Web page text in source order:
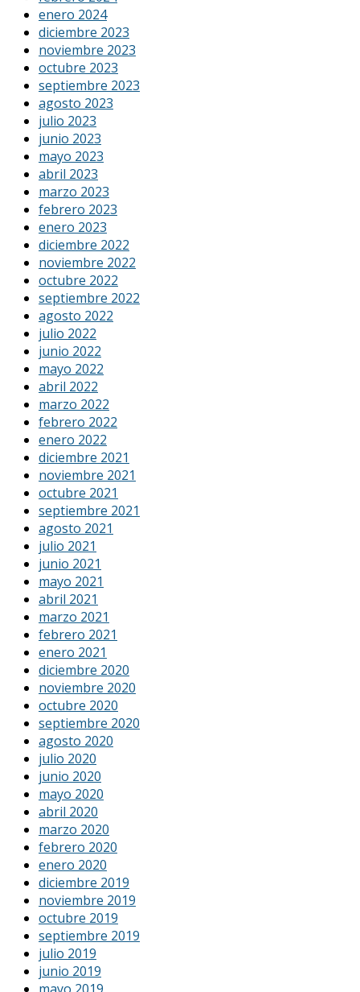
enero 2024
diciembre 2023
noviembre 2023
octubre 2023
septiembre 2023
agosto 2023
julio 2023
junio 2023
mayo 2023
abril 2023
marzo 2023
febrero 2023
enero 2023
diciembre 2022
noviembre 2022
octubre 2022
septiembre 2022
agosto 2022
julio 2022
junio 2022
mayo 2022
abril 2022
marzo 2022
febrero 2022
enero 2022
diciembre 2021
noviembre 2021
octubre 2021
septiembre 2021
agosto 2021
julio 2021
junio 2021
mayo 2021
abril 2021
marzo 2021
febrero 2021
enero 2021
diciembre 2020
noviembre 2020
octubre 2020
septiembre 2020
agosto 2020
julio 2020
junio 2020
mayo 2020
abril 2020
marzo 2020
febrero 2020
enero 2020
diciembre 2019
noviembre 2019
octubre 2019
septiembre 2019
julio 2019
junio 2019